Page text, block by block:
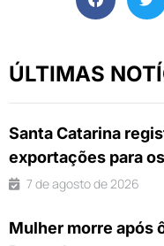
ÚLTIMAS
Santa Catarina
exportações para
7 de agosto de 2026
Mulher morre após